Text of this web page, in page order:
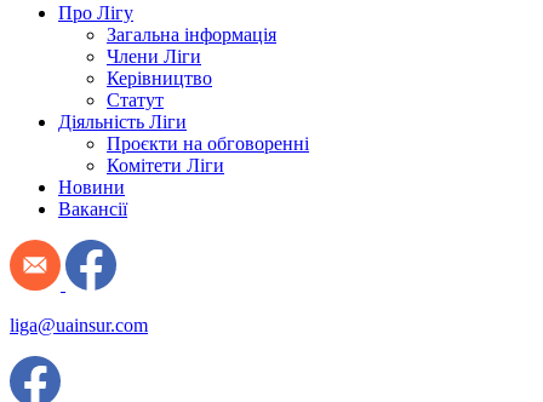
Про Лігу
Загальна інформація
Члени Ліги
Керівництво
Статут
Діяльність Ліги
Проєкти на обговоренні
Комітети Ліги
Новини
Вакансії
liga@uainsur.com